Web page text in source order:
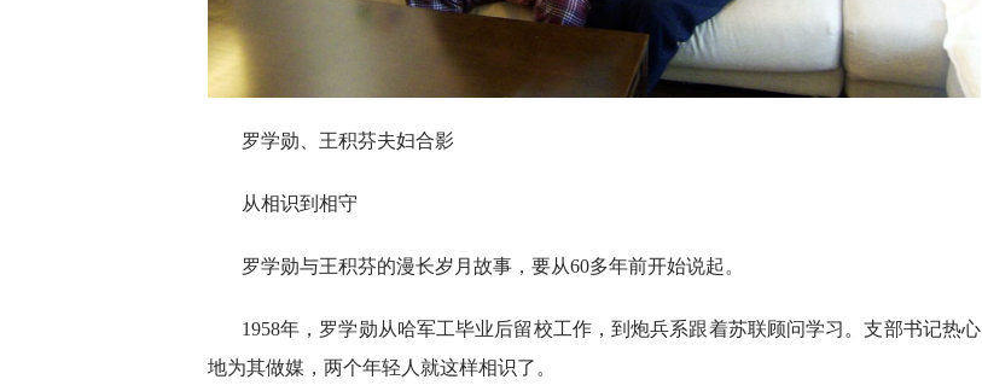
罗学勋、王积芬夫妇合影
从相识到相守
罗学勋与王积芬的漫长岁月故事，要从60多年前开始说起。
1958年，罗学勋从哈军工毕业后留校工作，到炮兵系跟着苏联顾问学习。支部书记热心
地为其做媒，两个年轻人就这样相识了。